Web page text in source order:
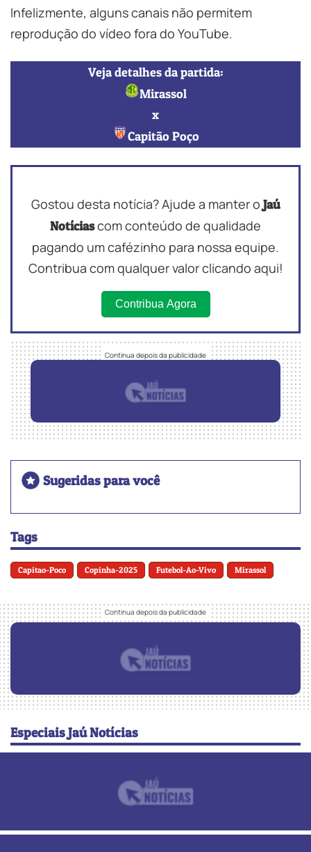
Infelizmente, alguns canais não permitem
reprodução do vídeo fora do YouTube.
Veja detalhes da partida:
Mirassol
x
Capitão Poço
Gostou desta notícia? Ajude a manter o Jaú
Notíciascom conteúdo de qualidade
pagando um cafézinho para nossa equipe.
Contribua com qualquer valor clicando aqui!
Contribua Agora
Sugeridas para você
Tags
Capitao-Poco Copinha-2025 Futebol-Ao-Vivo Mirassol
Especiais Jaú Notícias